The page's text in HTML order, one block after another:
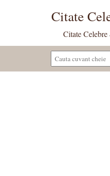
Citate
Citate